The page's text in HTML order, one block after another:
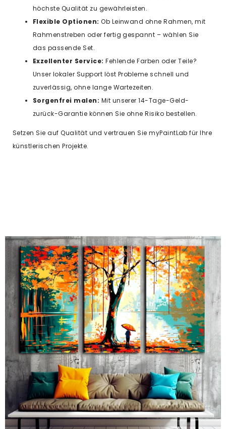
höchste Qualität zu gewährleisten.
Flexible Optionen: Ob Leinwand ohne Rahmen, mit
Rahmenstreben oder fertig gespannt – wählen Sie
das passende Set.
Exzellenter Service: Fehlende Farben oder Teile?
Unser lokaler Support löst Probleme schnell und
zuverlässig, ohne lange Wartezeiten.
Sorgenfrei malen: Mit unserer 14-Tage-Geld-
zurück-Garantie können Sie ohne Risiko bestellen.
Setzen Sie auf Qualität und vertrauen Sie myPaintLab für Ihre
künstlerischen Projekte.